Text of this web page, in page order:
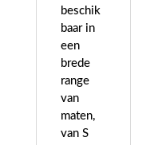
beschik
baar in
een
brede
range
van
maten,
van S